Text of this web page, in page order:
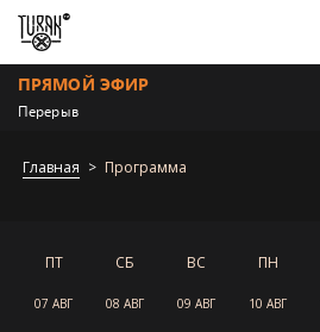
ПРЯМОЙ ЭФИР
Перерыв
Главная Программа
ПТ
07 АВГ
СБ
08 АВГ
ВС
09 АВГ
ПН
10 АВГ